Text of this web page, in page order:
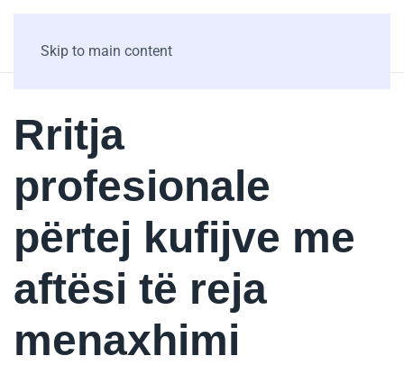
Skip to main content
Rritja
profesionale
përtej kufijve me
aftësi të reja
menaxhimi